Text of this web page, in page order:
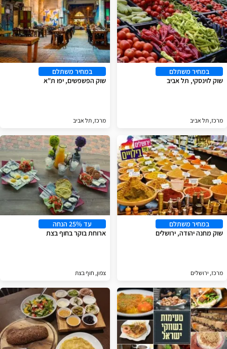
במחיר משתלם
שוק לוינסקי, תל אביב
מרכז, תל אביב
במחיר משתלם
שוק הפשפשים, יפו ת"א
מרכז, תל אביב
במחיר משתלם
שוק מחנה יהודה, ירושלים
מרכז, ירושלים
עד 25% הנחה
ארוחת בוקר בחוף בצת
צפון, חוף בצת